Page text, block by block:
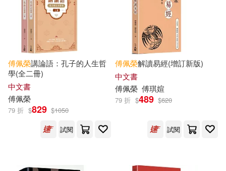
吳承庭(1)
孔子(1)
張友漁(1) 徐學庸(1)
懷德海(1)
北京理工大學出版社(9)
北京聯合出版公司(6)
時報出版(5)
長江文藝出版社(5)
幼獅文化(4) 張老師文化(4)
可港澳店取(298)
可新加坡店取(302)
可菲律賓店取(302)
傅佩榮講論語：孔子的人生哲
學(全二冊)
中文書
傅佩榮
79 折 $829 $1050
試閱
傅佩榮解讀易經(增訂新版)
中文書
傅佩榮 傅琪媗
79 折 $489 $620
試閱